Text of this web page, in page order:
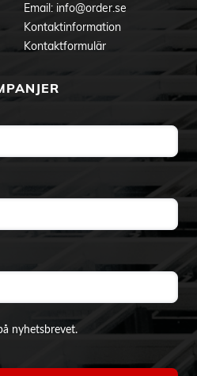
Email: info@order.se
Kontaktinformation
Kontaktformulär
nyhetsbrevet.